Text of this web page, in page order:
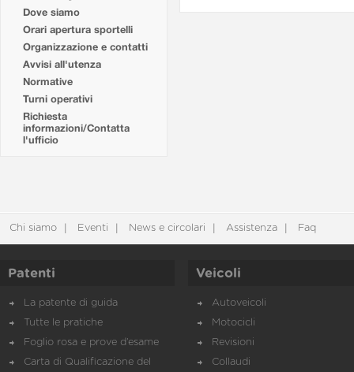
Dove siamo
Orari apertura sportelli
Organizzazione e contatti
Avvisi all'utenza
Normative
Turni operativi
Richiesta
informazioni/Contatta
l'ufficio
Chi siamo Eventi News e circolari Assistenza Faq
Patenti
La patente di guida
Tutte le pratiche
Foglio rosa e prove d’esame
Carta di Qualificazione del
Veicoli
Autoveicoli
Motocicli
Revisioni
Collaudi